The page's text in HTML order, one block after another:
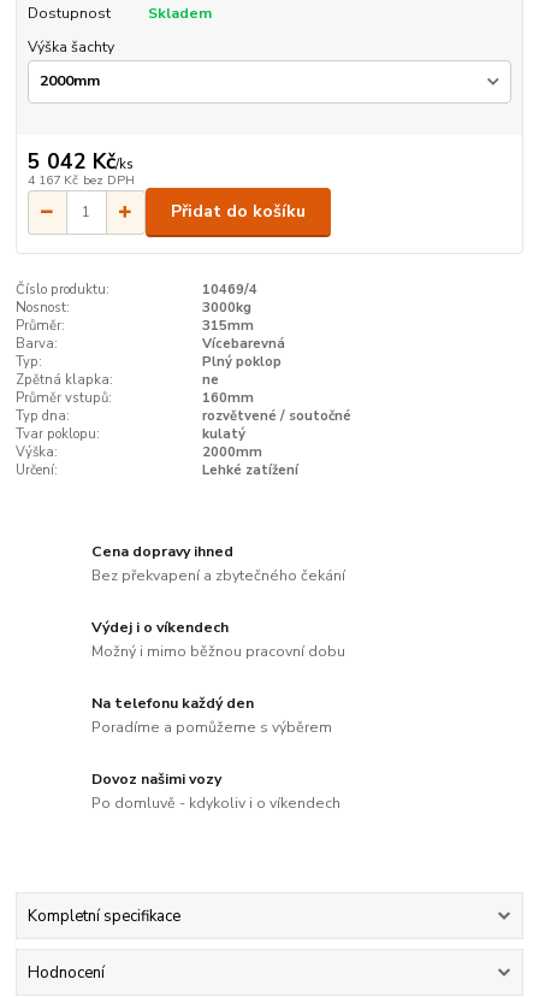
Dostupnost
Skladem
Výška šachty
5 042 Kč/ks
4 167 Kč bez DPH
Přidat do košíku
Číslo produktu:
10469/4
Nosnost:
3000kg
Průměr:
315mm
Barva:
Vícebarevná
Typ:
Plný poklop
Zpětná klapka:
ne
Průměr vstupů:
160mm
Typ dna:
rozvětvené / soutočné
Tvar poklopu:
kulatý
Výška:
2000mm
Určení:
Lehké zatížení
Cena dopravy ihned
Bez překvapení a zbytečného čekání
Výdej i o víkendech
Možný i mimo běžnou pracovní dobu
Na telefonu každý den
Poradíme a pomůžeme s výběrem
Dovoz našimi vozy
Po domluvě - kdykoliv i o víkendech
Kompletní specifikace
Hodnocení